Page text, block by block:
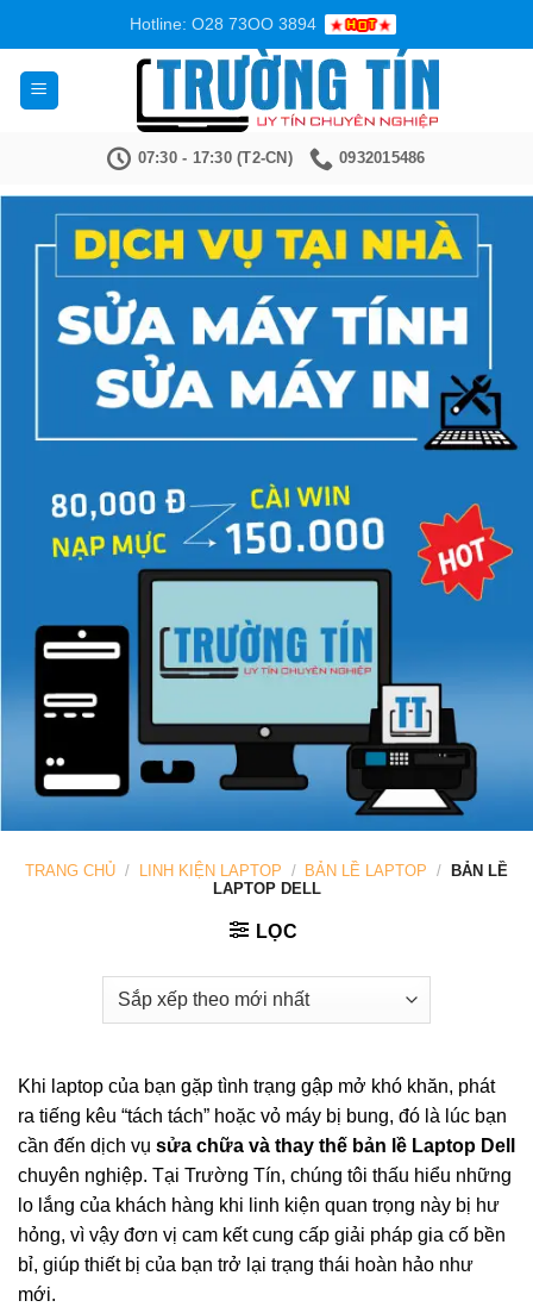
nội
dung
Hotline: O28 73OO 3894
07:30 - 17:30 (T2-CN) 0932015486
TRANG CHỦ / LINH KIỆN LAPTOP / BẢN LỀ LAPTOP / BẢN LỀ
LAPTOP DELL
LỌC
Khi laptop của bạn gặp tình trạng gập mở khó khăn, phát
ra tiếng kêu “tách tách” hoặc vỏ máy bị bung, đó là lúc bạn
cần đến dịch vụ sửa chữa và thay thế bản lề Laptop Dell
chuyên nghiệp. Tại Trường Tín, chúng tôi thấu hiểu những
lo lắng của khách hàng khi linh kiện quan trọng này bị hư
hỏng, vì vậy đơn vị cam kết cung cấp giải pháp gia cố bền
bỉ, giúp thiết bị của bạn trở lại trạng thái hoàn hảo như
mới.